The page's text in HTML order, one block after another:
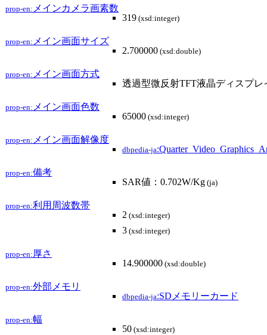
prop-en: メインカメラ画素数
319 (xsd:integer)
prop-en: メイン画面サイズ
2.700000 (xsd:double)
prop-en: メイン画面方式
透過型微反射TFT液晶ディスプレ
prop-en: メイン画面色数
65000 (xsd:integer)
prop-en: メイン画面解像度
dbpedia-ja
prop-en:備考
SAR値：0.702W/Kg (ja)
prop-en:利用周波数帯
2 (xsd:integer)
3 (xsd:integer)
prop-en:厚さ
14.900000 (xsd:double)
prop-en:外部メモリ
dbpedia-ja:SDメモリーカード
prop-en:幅
50 (xsd:integer)